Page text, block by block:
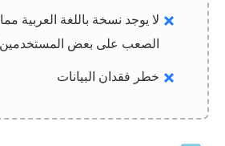
لا يوجد نسخة باللغة العربية
الصعب على بعض المستخدمين
خطر فقدان البيانات